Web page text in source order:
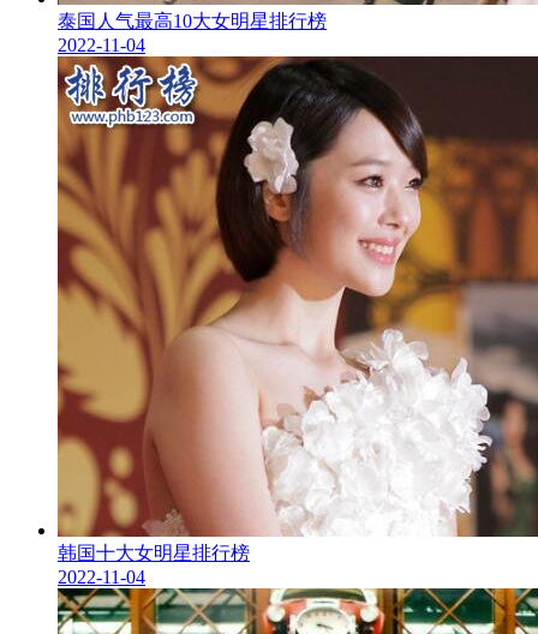
泰国人气最高10大女明星排行榜
2022-11-04
韩国十大女明星排行榜
2022-11-04